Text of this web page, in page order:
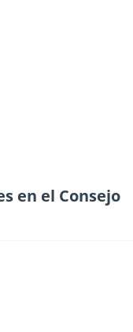
en el Consejo